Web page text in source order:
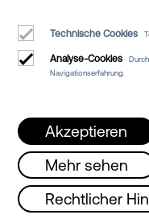
Was
Eid auf
dem
Nach dem
mitgeteilt
Standesamt
Mittwoch
Technische Cookies
Analyse-Cookies
Navigationserfahrung.
Akzeptieren
Mehr sehen
Rechtlicher